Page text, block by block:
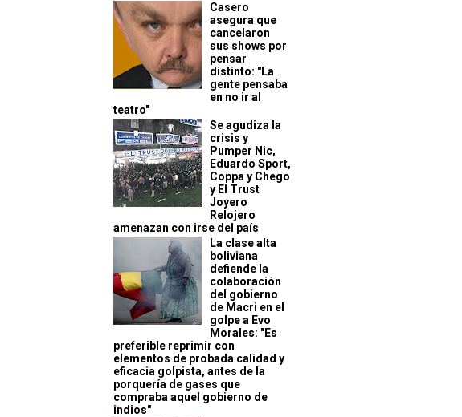
Casero
asegura que
cancelaron
sus shows por
pensar
distinto: "La
gente pensaba
en no ir al
teatro"
Se agudiza la
crisis y
Pumper Nic,
Eduardo Sport,
Coppa y Chego
y El Trust
Joyero
Relojero
amenazan con irse del país
La clase alta
boliviana
defiende la
colaboración
del gobierno
de Macri en el
golpe a Evo
Morales: "Es
preferible reprimir con
elementos de probada calidad y
eficacia golpista, antes de la
porquería de gases que
compraba aquel gobierno de
indios"